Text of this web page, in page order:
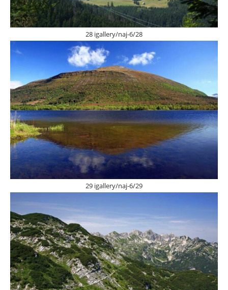
28 igallery/naj-6/28
29 igallery/naj-6/29